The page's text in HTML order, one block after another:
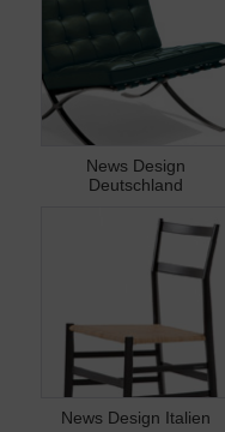
News Design
Deutschland
News Design Italien